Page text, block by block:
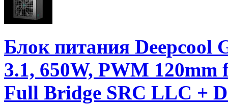
Блок питания Deepcool
3.1, 650W, PWM
Full Bridge SRC LLC +